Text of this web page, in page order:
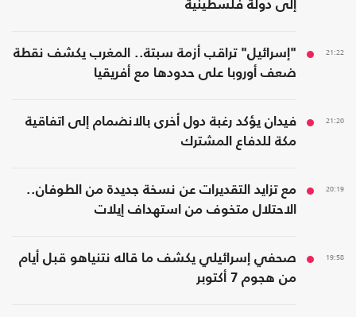
إلى دولة فلسطينية
21:22
"إسرائيل" تراقب أزمة سبتة.. المغرب يكشف نقطة
ضعف أوروبا على حدودها مع أفريقيا
21:20
فيدان يؤكد رغبة دول أخرى بالانضمام إلى اتفاقية
مكة للدفاع المشترك
20:19
مع تزايد التقديرات عن نسخة جديدة من الطوفان..
الاحتلال متخوف من استهداف إيلات
19:58
صحفي إسرائيلي يكشف ما قاله نتنياهو قبل أيام
من هجوم 7 أكتوبر